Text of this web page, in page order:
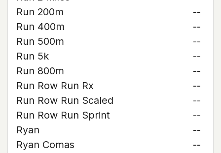
Run 200m
--
Run 400m
--
Run 500m
--
Run 5k
--
Run 800m
--
Run Row Run Rx
--
Run Row Run Scaled
--
Run Row Run Sprint
--
Ryan
--
Ryan Comas
--